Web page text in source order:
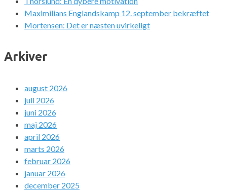
Maximilians Englandskamp 12. september bekræftet
Mortensen: Det er næsten uvirkeligt
Arkiver
august 2026
juli 2026
juni 2026
maj 2026
april 2026
marts 2026
februar 2026
januar 2026
december 2025